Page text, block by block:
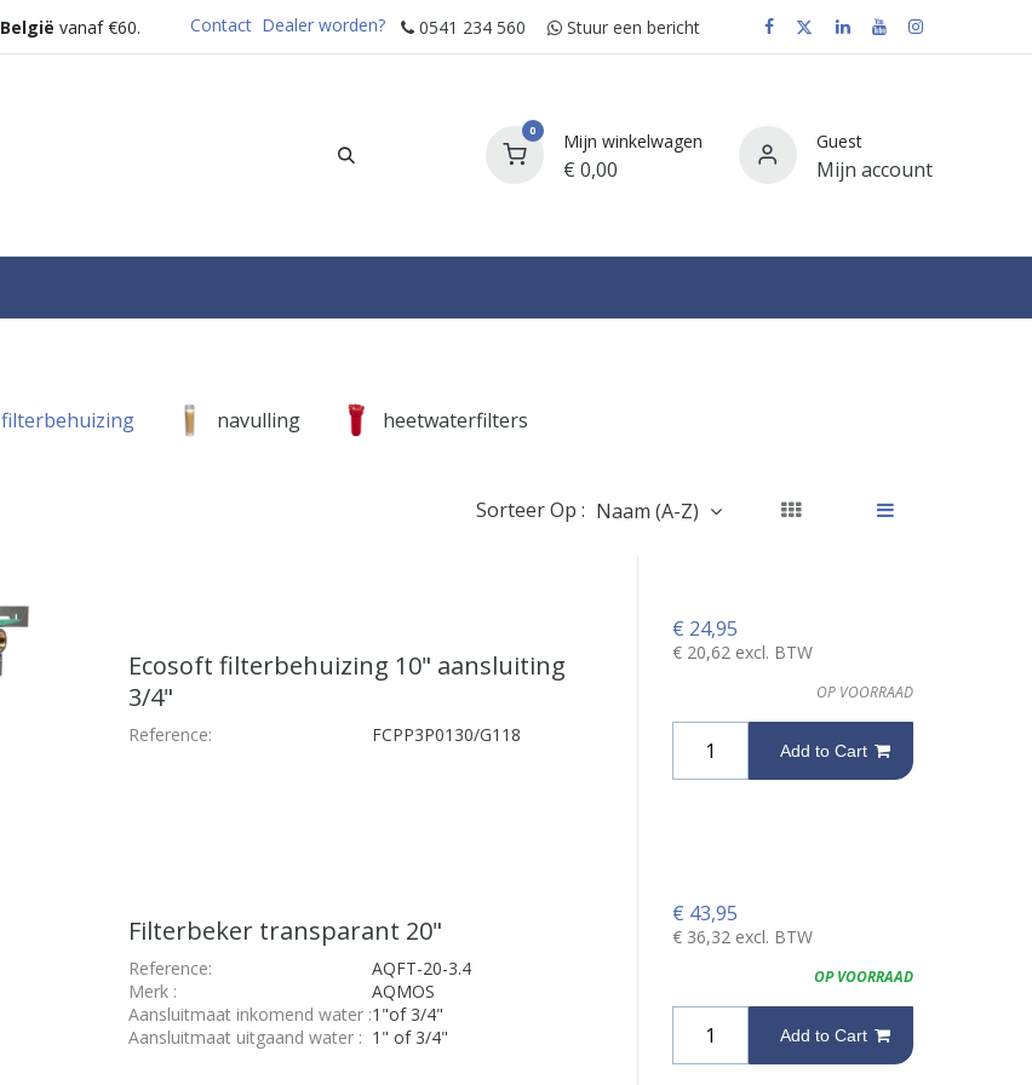
België vanaf €60. Contact Dealer worden? 0541 234 560 Stuur e​​​​en bericht
0 Mijn winkelwagen
€ 0,00
Guest
Mijn account
filterbehuizing navulling heetwaterfilters
Sorteer Op : Naam (A-Z)
Ecosoft filterbehuizing 10" aansluiting
3/4"
Reference: FCPP3P0130/G118
€ 24,95
€ 20,62 excl. BTW
OP VOORRAAD
Add to Cart
Filterbeker transparant 20"
Reference:
AQFT-20-3.4
Merk :
AQMOS
Aansluitmaat inkomend water :1"of 3/4"
Aansluitmaat uitgaand water : 1" of 3/4"
€ 43,95
€ 36,32 excl. BTW
OP VOORRAAD
Add to Cart